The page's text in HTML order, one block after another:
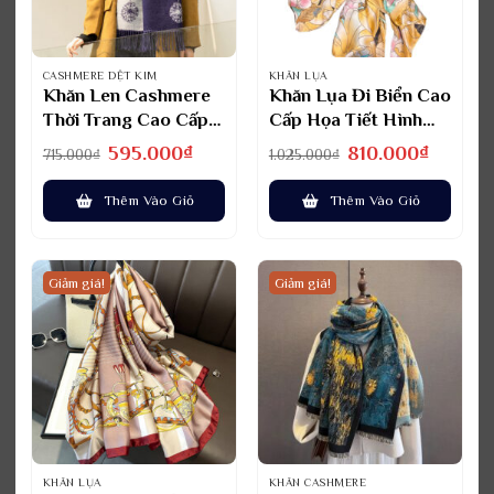
CASHMERE DỆT KIM
Khăn Len Cashmere
Thời Trang Cao Cấp
Cho Nữ KLTT-WD010
715.000₫ Giá
gốc
là:
715.000₫.
595.000₫Giá
tại
là:
595.000₫.
Thêm Vào Giỏ
KHĂN LỤA
Khăn Lụa Đi Biển Cao
Cấp Họa Tiết Hình
Hoa WDKL1
1.025.000₫ Giá
gốc
là:
1.025.000₫.
810.000₫Giá
tại
Thêm Vào Giỏ
Giảm giá!
KHĂN LỤA
Giảm giá!
KHĂN CASHMERE